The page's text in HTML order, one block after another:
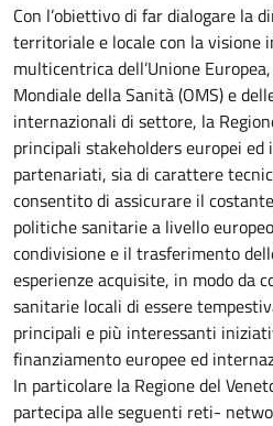
Con l’obiettivo di far dialogare la
territoriale e locale con la visione
multicentrica dell’Unione
Mondiale della Sanità (OMS) e
internazionali di settore, la
principali stakeholders europei
partenariati, sia di carattere
consentito di assicurare il
politiche sanitarie a livello
condivisione e il trasferimento
esperienze acquisite, in modo da
sanitarie locali di essere
principali e più interessanti
finanziamento europee ed
In particolare la Regione del
partecipa alle seguenti reti-